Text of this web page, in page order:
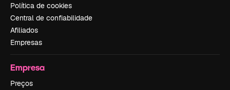
Política de cookies
Central de confiabilidade
Afiliados
Empresas
Empresa
Preços